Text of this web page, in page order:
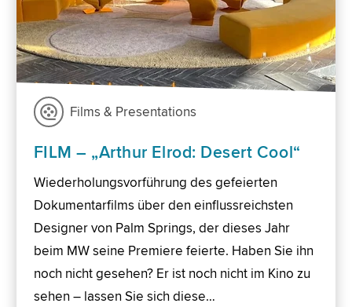
Films & Presentations
FILM – „Arthur Elrod: Desert Cool“
Wiederholungsvorführung des gefeierten
Dokumentarfilms über den einflussreichsten
Designer von Palm Springs, der dieses Jahr
beim MW seine Premiere feierte. Haben Sie ihn
noch nicht gesehen? Er ist noch nicht im Kino zu
sehen – lassen Sie sich diese…